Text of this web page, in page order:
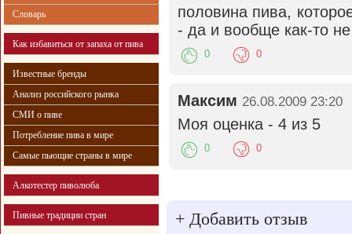
Словарь
Как избавиться от запаха от пива
Известные бренды
Анализ российского рынка
СМИ о пиве
Потребление пива в мире
Самые пьющие страны в мире
Алкотестер пиволюба
Пивные традиции стран
половина пива,
- да и вообще как-то
0 0
Максим 26.08.2009 23:20
Моя оценка - 4 из 5
0 0
+ Добавить отзыв